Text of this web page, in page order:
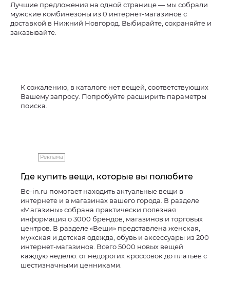
Лучшие предложения на одной странице — мы собрали
мужские комбинезоны из 0 интернет-магазинов с
доставкой в Нижний Новгород. Выбирайте, сохраняйте и
заказывайте.
К сожалению, в каталоге нет вещей, соответствующих
Вашему запросу. Попробуйте расширить параметры
поиска.
Реклама
Где купить вещи, которые вы полюбите
Be-in.ru помогает находить актуальные вещи в
интернете и в магазинах вашего города. В разделе
«Магазины» собрана практически полезная
информация о 3000 брендов, магазинов и торговых
центров. В разделе «Вещи» представлена женская,
мужская и детская одежда, обувь и аксессуары из 200
интернет-магазинов. Всего 5000 новых вещей
каждую неделю: от недорогих кроссовок до платьев с
шестизначными ценниками.